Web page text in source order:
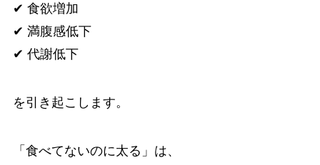
✔ 食欲増加
✔ 満腹感低下
✔ 代謝低下
を引き起こします。
「食べてないのに太る」は、